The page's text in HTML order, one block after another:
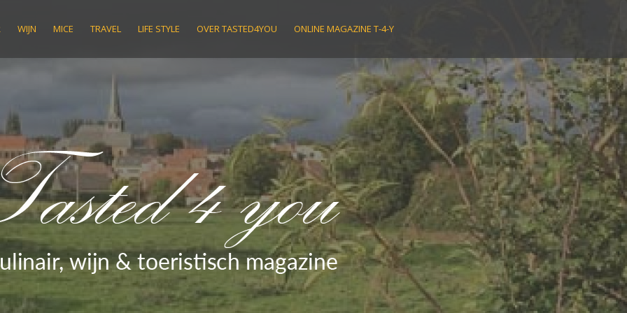
WIJN MICE TRAVEL LIFE STYLE OVER TASTED4YOU ONLINE MAGAZINE T-4-Y